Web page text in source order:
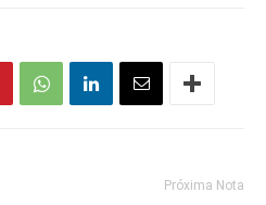
Próxima Nota